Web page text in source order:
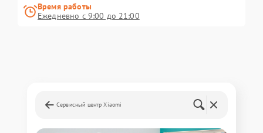
Время работы
Ежедневно с 9:00 до 21:00
Сервисный центр Xiaomi